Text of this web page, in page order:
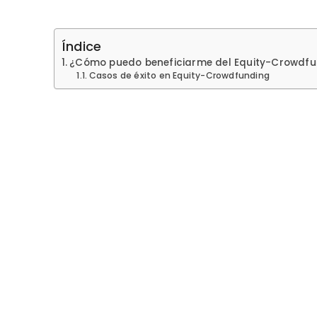
Índice
¿Cómo puedo beneficiarme del Equity-
Casos de éxito en Equity-Crowdfunding